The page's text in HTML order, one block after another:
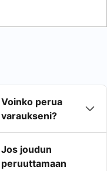
Voinko perua
varaukseni?
Jos joudun
peruuttamaan